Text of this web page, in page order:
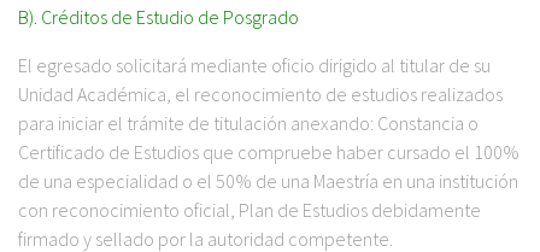
B). Créditos de Estudio de Posgrado
El egresado solicitará mediante oficio dirigido al titular de su
Unidad Académica, el reconocimiento de estudios realizados
para iniciar el trámite de titulación anexando: Constancia o
Certificado de Estudios que compruebe haber cursado el 100%
de una especialidad o el 50% de una Maestría en una institución
con reconocimiento oficial, Plan de Estudios debidamente
firmado y sellado por la autoridad competente.